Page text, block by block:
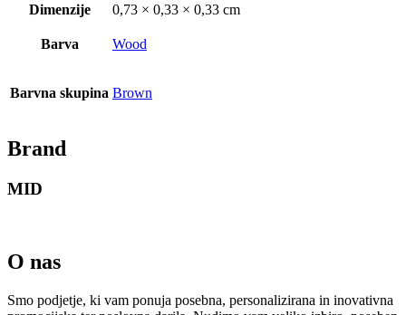
Dimenzije
0,73 × 0,33 × 0,33 cm
Barva Wood
Barvna skupina Brown
Brand
MID
O nas
Smo podjetje, ki vam ponuja posebna, personalizirana in inovativna